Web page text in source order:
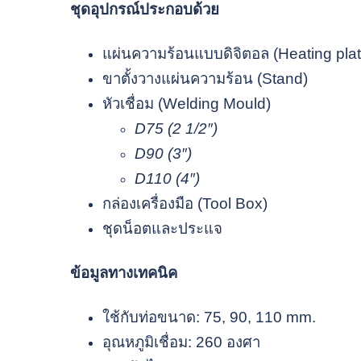
ชุดอุปกรณ์ประกอบด้วย
แผ่นความร้อนแบบดิจิตอล (Heating
ขาตั้งวางแผ่นความร้อน (Stand)
หัวเชื่อม (Welding Mould)
D75 (2 1/2″)
D90 (3″)
D110 (4″)
กล่องเครื่องมือ (Tool Box)
ชุดน็อตและประแจ
ข้อมูลทางเทคนิค
ใช้กับท่อขนาด: 75, 90, 110 mm.
อุณหภูมิเชื่อม: 260 องศา